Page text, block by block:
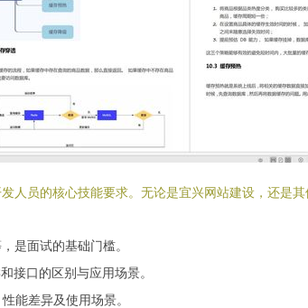
人员的核心技能要求。无论是宜兴网站建设，还是
是面试的基础门槛。
接口的区别与应用场景。
能差异及使用场景。